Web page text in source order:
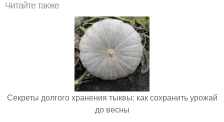
Читайте также
Секреты долгого хранения тыквы: как сохранить урожай
до весны